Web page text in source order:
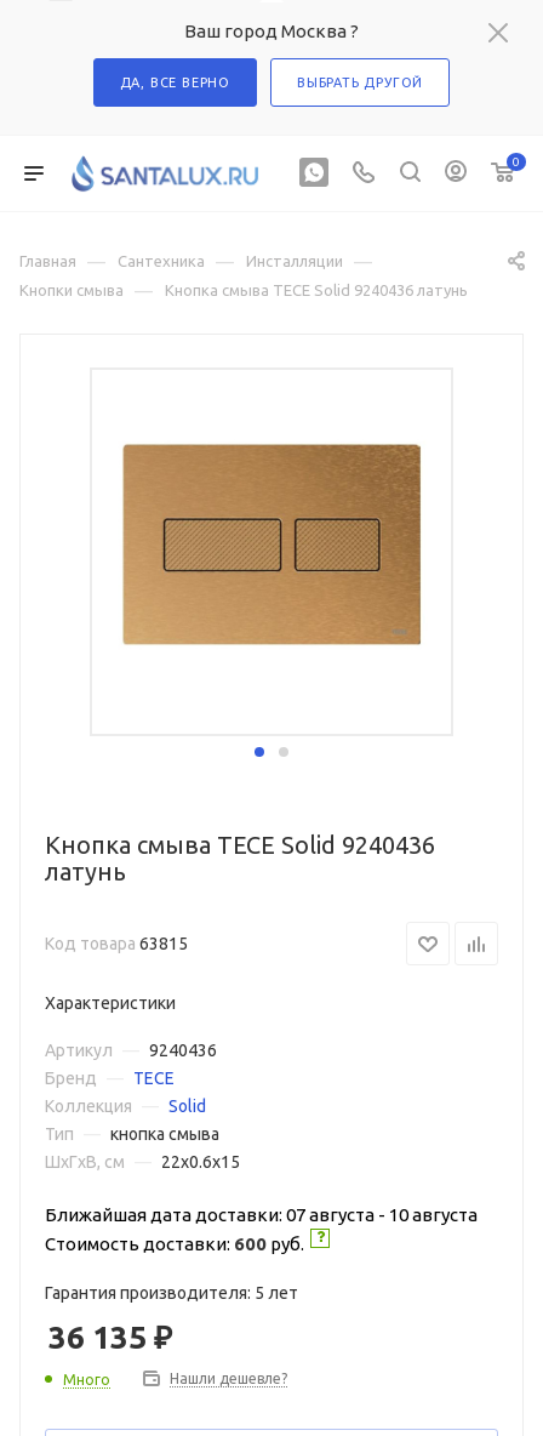
Ваш город Москва ?
ДА, ВСЕ ВЕРНО ВЫБРАТЬ ДРУГОЙ
0
Главная — Сантехника — Инсталляции —
Кнопки смыва — Кнопка смыва TECE Solid 9240436 латунь
Кнопка смыва TECE Solid 9240436
латунь
Код товара 63815
Характеристики
Артикул
9240436
Бренд
TECE
Коллекция
Solid
Тип
кнопка смыва
ШxГxВ, см
22x0.6x15
Ближайшая дата доставки: 07 августа - 10 августа
Стоимость доставки: 600 руб.
Гарантия производителя: 5 лет
36 135 ₽
Много Нашли дешевле?